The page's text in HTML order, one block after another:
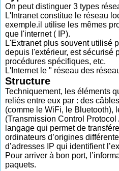
On peut distinguer 3 types
L'Intranet constitue le réseau
exemple.il utilise les mêmes
que l'internet ( IP).
L'Extranet plus souvent utilisé
depuis l'extérieur, est sécurisé
procédures spécifiques, etc.
L'Internet le " réseau des
Structure
Techniquement, les éléments
reliés entre eux par : des
(comme le WiFi, le Bluetooth),
(Transmission Control Protocol
langage qui permet de
ordinateurs d’origines
d’adresses IP qui identifient
Pour arriver à bon port,
paquets.